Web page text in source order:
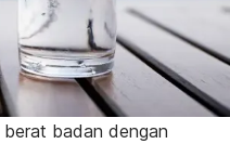
badan dengan